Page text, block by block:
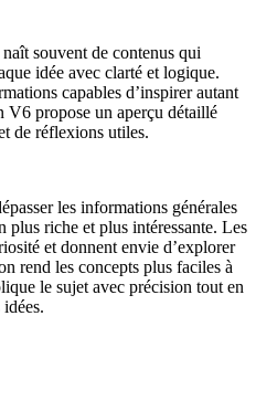
souvent de contenus qui
idée avec clarté et logique.
capables d’inspirer autant
V6 propose un aperçu détaillé
de réflexions utiles.
les informations générales
plus riche et plus intéressante. Les
et donnent envie d’explorer
rend les concepts plus faciles à
le sujet avec précision tout en